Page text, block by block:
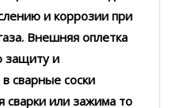
и коррозии при
Внешняя оплетка
защиту и
сварные соски
или зажима то